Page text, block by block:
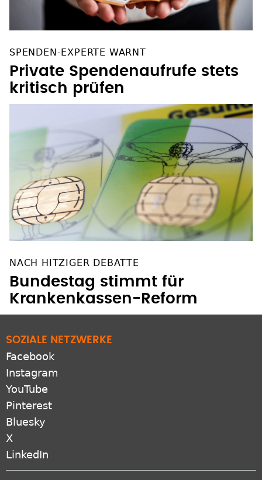
SPENDEN-EXPERTE WARNT
Private Spendenaufrufe stets
kritisch prüfen
NACH HITZIGER DEBATTE
Bundestag stimmt für
Krankenkassen-Reform
SOZIALE NETZWERKE
Facebook
Instagram
YouTube
Pinterest
Bluesky
X
LinkedIn